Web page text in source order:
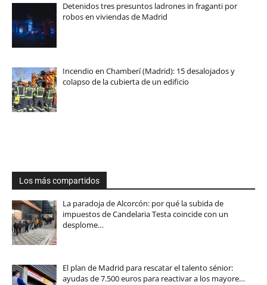
Detenidos tres presuntos ladrones in fraganti por
robos en viviendas de Madrid
Incendio en Chamberí (Madrid): 15 desalojados y
colapso de la cubierta de un edificio
Los más compartidos
La paradoja de Alcorcón: por qué la subida de
impuestos de Candelaria Testa coincide con un
desplome…
El plan de Madrid para rescatar el talento sénior:
ayudas de 7.500 euros para reactivar a los mayore…